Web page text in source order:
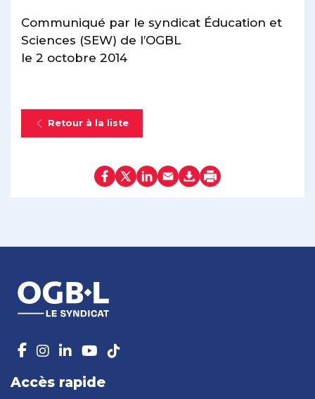
Communiqué par le syndicat Éducation et
Sciences (SEW) de l’OGBL
le 2 octobre 2014
Retour à la liste
Accès rapide